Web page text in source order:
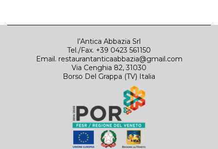
l’Antica Abbazia Srl
Tel./Fax. +39 0423 561150
Email. restaurantanticaabbazia@gmail.com
Via Cenghia 82, 31030
Borso Del Grappa (TV) Italia